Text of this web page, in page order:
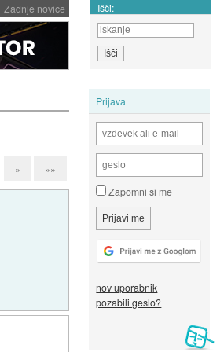
Zadnje novice Išči:
Prijava
Zapomni si me
nov uporabnik
pozabili geslo?
» »»